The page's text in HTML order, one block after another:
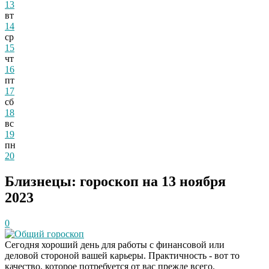
13
вт
14
ср
15
чт
16
пт
17
сб
18
вс
19
пн
20
Близнецы: гороскоп на 13 ноября
2023
0
Общий гороскоп
Сегодня хороший день для работы с финансовой или
деловой стороной вашей карьеры. Практичность - вот то
качество, которое потребуется от вас прежде всего.